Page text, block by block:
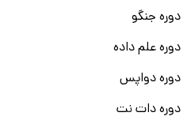
دوره جنگو
دوره علم داده
دوره دواپس
دوره دات نت